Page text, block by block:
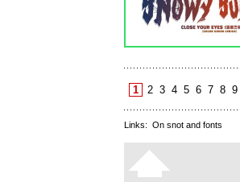
1 2 3 4 5 6 7 8 9
Links: On snot and fonts